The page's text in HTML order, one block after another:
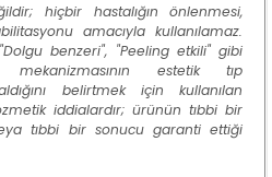
hiçbir hastalığın önlenmesi,
amacıyla kullanılamaz.
benzeri", "Peeling etkili" gibi
estetik tıp
belirtmek için kullanılan
iddialardır; ürünün tıbbi bir
tıbbi bir sonucu garanti ettiği